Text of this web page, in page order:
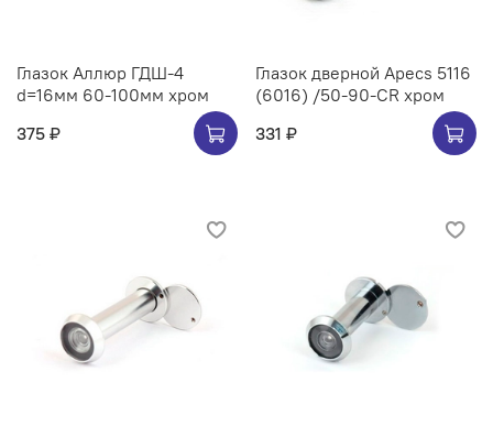
Глазок Аллюр ГДШ-4
d=16мм 60-100мм хром
375 ₽
Глазок дверной Apecs 5116
(6016) /50-90-CR хром
331 ₽